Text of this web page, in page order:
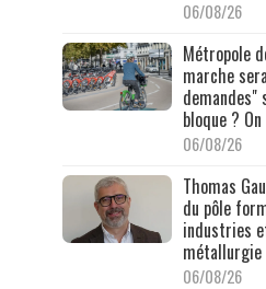
06/08/26
Métropole
marche
demandes"
bloque ?
06/08/26
Thomas
du pôle
industries
métallurgie
06/08/26